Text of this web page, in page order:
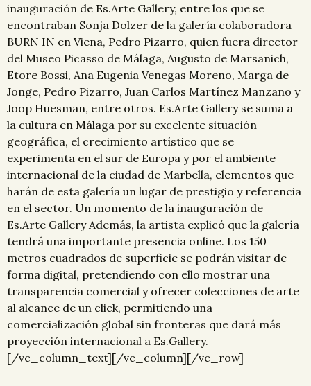
inauguración de Es.Arte Gallery, entre los que se
encontraban Sonja Dolzer de la galería colaboradora
BURN IN en Viena, Pedro Pizarro, quien fuera director
del Museo Picasso de Málaga, Augusto de Marsanich,
Etore Bossi, Ana Eugenia Venegas Moreno, Marga de
Jonge, Pedro Pizarro, Juan Carlos Martínez Manzano y
Joop Huesman, entre otros. Es.Arte Gallery se suma a
la cultura en Málaga por su excelente situación
geográfica, el crecimiento artístico que se
experimenta en el sur de Europa y por el ambiente
internacional de la ciudad de Marbella, elementos que
harán de esta galería un lugar de prestigio y referencia
en el sector. Un momento de la inauguración de
Es.Arte Gallery Además, la artista explicó que la galería
tendrá una importante presencia online. Los 150
metros cuadrados de superficie se podrán visitar de
forma digital, pretendiendo con ello mostrar una
transparencia comercial y ofrecer colecciones de arte
al alcance de un click, permitiendo una
comercialización global sin fronteras que dará más
proyección internacional a Es.Gallery.
[/vc_column_text][/vc_column][/vc_row]